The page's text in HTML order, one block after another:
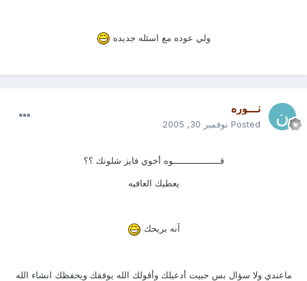
ولي عوده مع اسئله جديده
نـــوره
Posted نوفمبر 30, 2005
قـــــــــــــــــوه أخوي فايز شلونك ؟؟
يعطيك العافيه
آنه بريحك
ماعندي ولا سؤال بس حبيت أدعيلك وأقولك الله يوفقك ويحفظك انشاء الله